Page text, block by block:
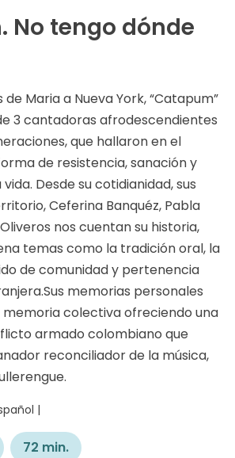
No tengo dónde
Maria a Nueva York, “Catapum”
3 cantadoras afrodescendientes
que hallaron en el
de resistencia, sanación y
Desde su cotidianidad, sus
Ceferina Banquéz, Pabla
nos cuentan su historia,
temas como la tradición oral, la
de comunidad y pertenencia
memorias personales
colectiva ofreciendo una
armado colombiano que
reconciliador de la música,
|
72 min.